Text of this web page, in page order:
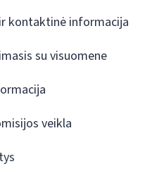
kontaktinė informacija
su visuomene
veikla